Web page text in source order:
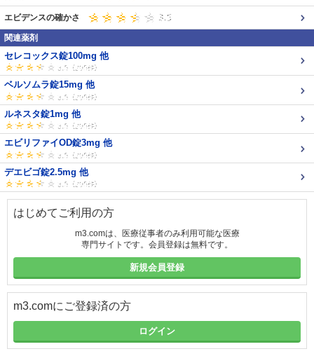
エビデンスの確かさ
関連薬剤
セレコックス錠100mg 他
ベルソムラ錠15mg 他
ルネスタ錠1mg 他
エビリファイOD錠3mg 他
デエビゴ錠2.5mg 他
はじめてご利用の方
m3.comは、医療従事者のみ利用可能な医療
専門サイトです。会員登録は無料です。
新規会員登録
m3.comにご登録済の方
ログイン